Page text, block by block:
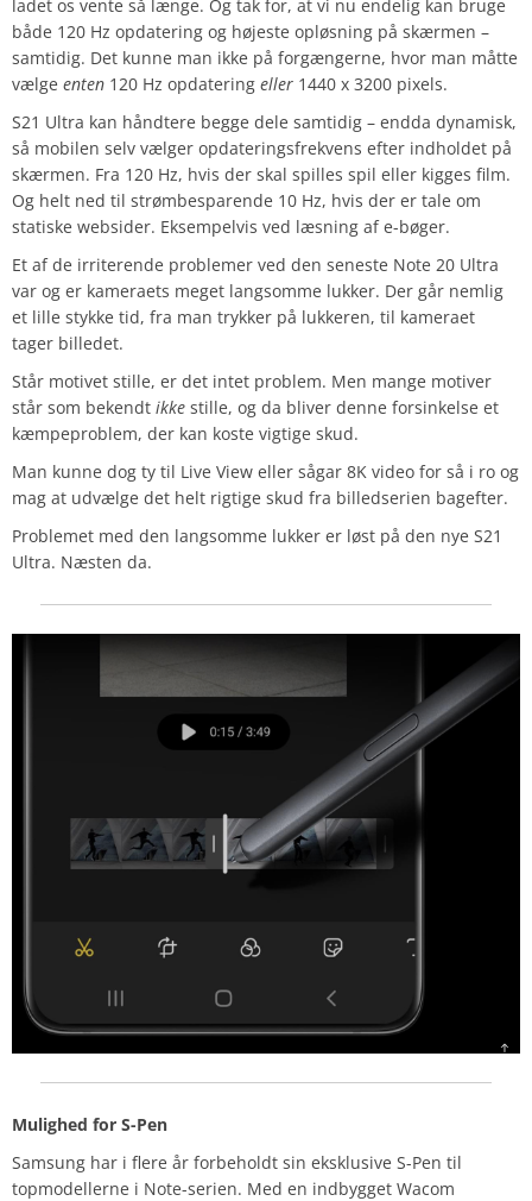
ladet os vente så længe. Og tak for, at vi nu endelig kan bruge
både 120 Hz opdatering og højeste opløsning på skærmen –
samtidig. Det kunne man ikke på forgængerne, hvor man måtte
vælge enten 120 Hz opdatering eller 1440 x 3200 pixels.
S21 Ultra kan håndtere begge dele samtidig – endda dynamisk,
så mobilen selv vælger opdateringsfrekvens efter indholdet på
skærmen. Fra 120 Hz, hvis der skal spilles spil eller kigges film.
Og helt ned til strømbesparende 10 Hz, hvis der er tale om
statiske websider. Eksempelvis ved læsning af e-bøger.
Et af de irriterende problemer ved den seneste Note 20 Ultra
var og er kameraets meget langsomme lukker. Der går nemlig
et lille stykke tid, fra man trykker på lukkeren, til kameraet
tager billedet.
Står motivet stille, er det intet problem. Men mange motiver
står som bekendt ikke stille, og da bliver denne forsinkelse et
kæmpeproblem, der kan koste vigtige skud.
Man kunne dog ty til Live View eller sågar 8K video for så i ro og
mag at udvælge det helt rigtige skud fra billedserien bagefter.
Problemet med den langsomme lukker er løst på den nye S21
Ultra. Næsten da.
Mulighed for S-Pen
Samsung har i flere år forbeholdt sin eksklusive S-Pen til
topmodellerne i Note-serien. Med en indbygget Wacom